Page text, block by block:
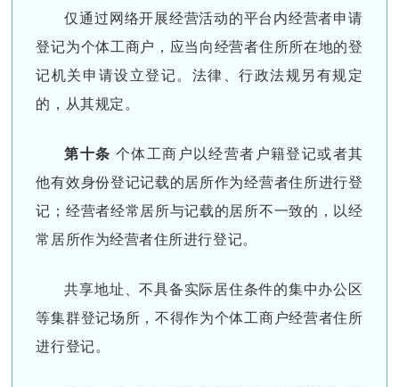
仅通过网络开展经营活动的平台内经营者申请
登记为个体工商户，应当向经营者住所所在地的登
记机关申请设立登记。法律、行政法规另有规定
的，从其规定。
第十条 个体工商户以经营者户籍登记或者其
他有效身份登记记载的居所作为经营者住所进行登
记；经营者经常居所与记载的居所不一致的，以经
常居所作为经营者住所进行登记。
共享地址、不具备实际居住条件的集中办公区
等集群登记场所，不得作为个体工商户经营者住所
进行登记。